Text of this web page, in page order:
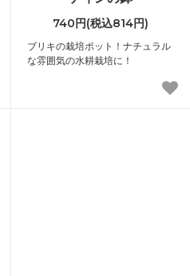
740円(税込814円)
ブリキの栽培ポット！ナチュラル
な雰囲気の水耕栽培に！